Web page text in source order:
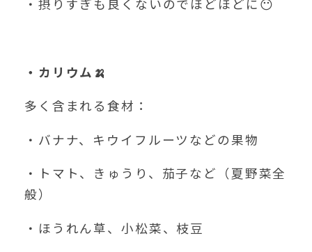
・摂りすぎも良くないのでほどほどに😶
・カリウム 🍌
多く含まれる食材：
・バナナ、キウイフルーツなどの果物
・トマト、きゅうり、茄子など（夏野菜全
般）
・ほうれん草、小松菜、枝豆